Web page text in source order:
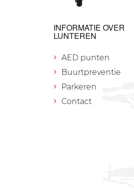
INFORMATIE OVER
LUNTEREN
AED punten
Buurtpreventie
Parkeren
Contact